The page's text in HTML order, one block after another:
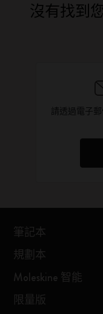
沒有找到
請透過電子
筆記本
規劃本
Moleskine 智能
限量版